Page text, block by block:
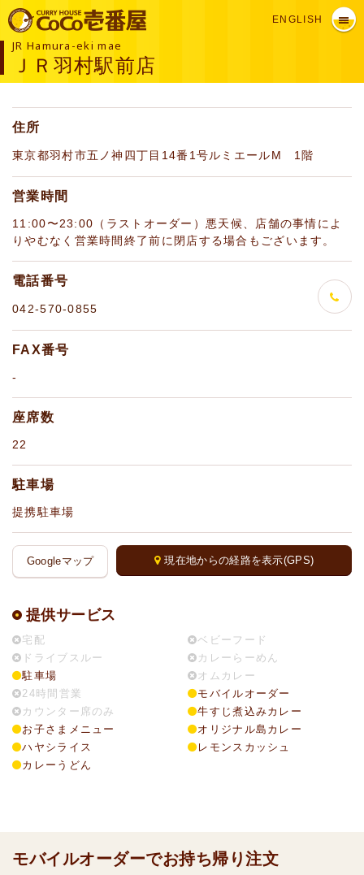
ENGLISH
JR Hamura-eki mae
ＪＲ羽村駅前店
住所
東京都羽村市五ノ神四丁目14番1号ルミエールM 1階
営業時間
11:00〜23:00（ラストオーダー）悪天候、店舗の事情によ
りやむなく営業時間終了前に閉店する場合もございます。
電話番号
042-570-0855
FAX番号
-
座席数
22
駐車場
提携駐車場
Googleマップ 現在地からの経路を表示(GPS)
提供サービス
宅配
ドライブスルー
駐車場
24時間営業
カウンター席のみ
お子さまメニュー
ハヤシライス
カレーうどん
ベビーフード
カレーらーめん
オムカレー
モバイルオーダー
牛すじ煮込みカレー
オリジナル島カレー
レモンスカッシュ
モバイルオーダーでお持ち帰り注文